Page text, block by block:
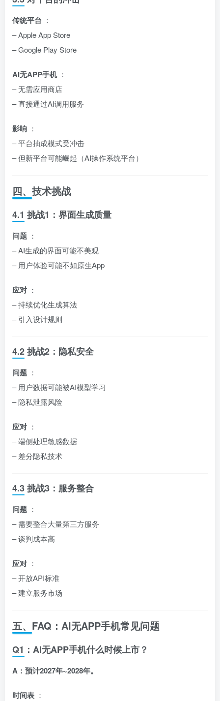
传统平台 ：
– Apple App Store
– Google Play Store
AI无APP手机 ：
– 无需应用商店
– 直接通过AI调用服务
影响 ：
– 平台抽成模式受冲击
– 但新平台可能崛起（AI操作系统平台）
四、技术挑战
4.1 挑战1：界面生成质量
问题 ：
– AI生成的界面可能不美观
– 用户体验可能不如原生App
应对 ：
– 持续优化生成算法
– 引入设计规则
4.2 挑战2：隐私安全
问题 ：
– 用户数据可能被AI模型学习
– 隐私泄露风险
应对 ：
– 端侧处理敏感数据
– 差分隐私技术
4.3 挑战3：服务整合
问题 ：
– 需要整合大量第三方服务
– 谈判成本高
应对 ：
– 开放API标准
– 建立服务市场
五、FAQ：AI无APP手机常见问题
Q1：AI无APP手机什么时候上市？
A：预计2027年~2028年。
时间表 ：